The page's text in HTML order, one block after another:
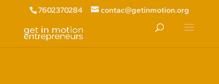
7602370284 contac@getinmotion.org